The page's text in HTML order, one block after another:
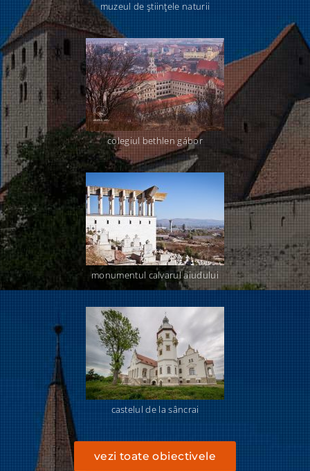
muzeul de ştiinţele naturii
colegiul bethlen gábor
monumentul calvarul aiudului
castelul de la sâncrai
vezi toate obiectivele